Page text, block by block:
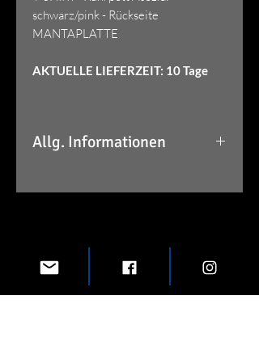
schwarz/pink - Rückseite
MANTAPLATTE
AKTUELLE LIEFERZEIT: 10 Tage
Allg. Informationen
Asozial - Rückseite: Mantaplatte
M
XL